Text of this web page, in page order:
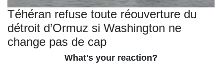
Téhéran refuse toute réouverture du
détroit d’Ormuz si Washington ne
change pas de cap